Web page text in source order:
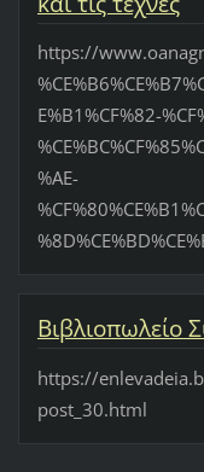
https://
E%B1%CF%82-
%AE-
Βιβλιοπωλείο
https://
post_30.html